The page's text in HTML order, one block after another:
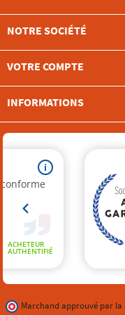
NOTRE SOCIÉTÉ
VOTRE COMPTE
INFORMATIONS
Marchand approuvé par la